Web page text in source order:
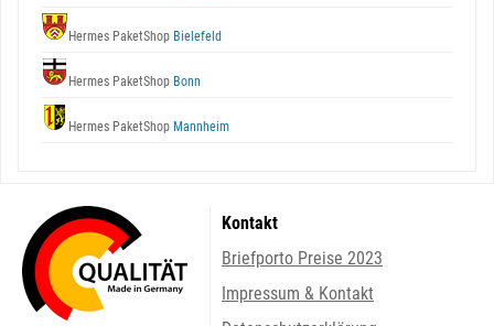
Hermes PaketShop Bielefeld
Hermes PaketShop Bonn
Hermes PaketShop Mannheim
Kontakt
Briefporto Preise 2023
Impressum & Kontakt